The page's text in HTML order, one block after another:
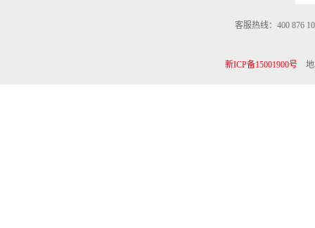
客服热线：400 876
新ICP备15001900号地